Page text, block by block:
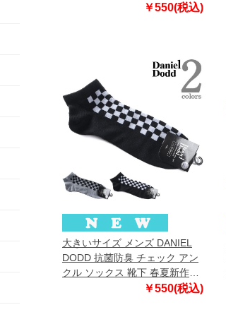
￥550(税込)
大きいサイズ メンズ DANIEL
DODD 抗菌防臭 チェック アン
クル ソックス 靴下 春夏新作
￥550(税込)